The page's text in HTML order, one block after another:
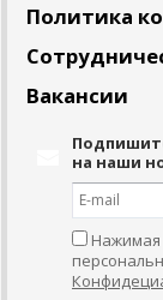
Политика
Вакансии
на наши
Нажимая